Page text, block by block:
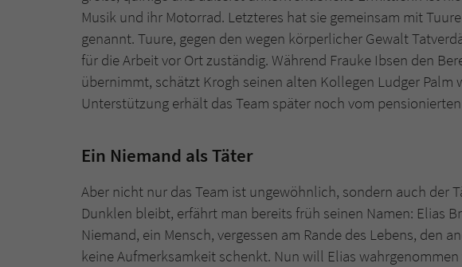
Musik und ihr Motorrad. Letzteres hat sie gemeinsam mit
genannt. Tuure, gegen den wegen körperlicher Gewalt
für die Arbeit vor Ort zuständig. Während Frauke Ibsen den
übernimmt, schätzt Krogh seinen alten Kollegen Ludger Palm
Unterstützung erhält das Team später noch vom
Ein Niemand als Täter
Aber nicht nur das Team ist ungewöhnlich, sondern auch der
Dunklen bleibt, erfährt man bereits früh seinen Namen: Elias
Niemand, ein Mensch, vergessen am Rande des Lebens, den
keine Aufmerksamkeit schenkt. Nun will Elias